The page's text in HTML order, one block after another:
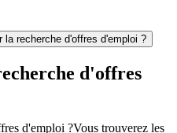
la recherche d'offres d'emploi ?
d'offres
d'emploi ?Vous trouverez les